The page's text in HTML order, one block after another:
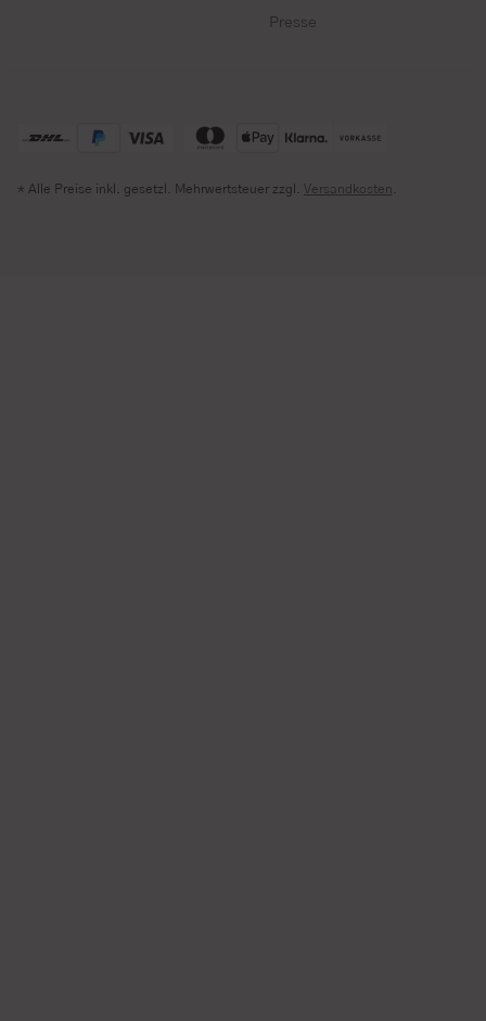
Presse
* Alle Preise inkl. gesetzl. Mehrwertsteuer zzgl. Versandkosten